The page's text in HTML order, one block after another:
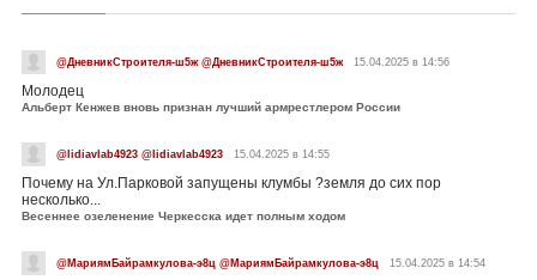
@ДневникСтроителя-ш5ж @ДневникСтроителя-ш5ж 15.04.2025 в 14:56
Молодец
Альберт Кенжев вновь признан лучший армрестлером России
@lidiavlab4923 @lidiavlab4923 15.04.2025 в 14:55
Почему на Ул.Парковой запущены клумбы ?земля до сих пор
несколько...
Весеннее озеленение Черкесска идет полным ходом
@МариямБайрамкулова-э8ц @МариямБайрамкулова-э8ц 15.04.2025 в 14:54